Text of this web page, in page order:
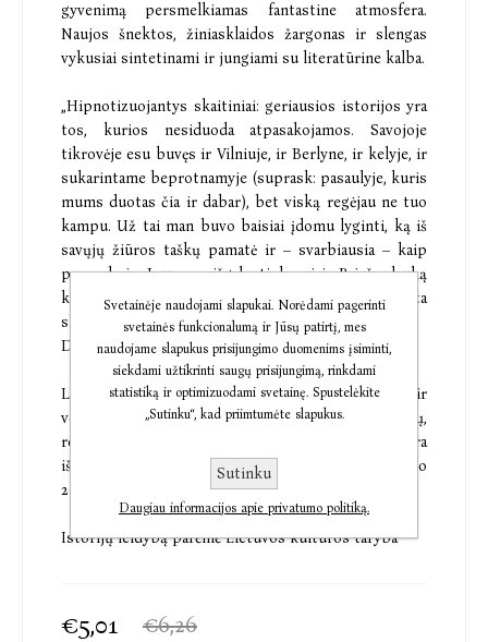
gyvenimą persmelkiamas fantastine atmosfera.
Naujos šnektos, žiniasklaidos žargonas ir slengas
vykusiai sintetinami ir jungiami su literatūrine kalba.
„Hipnotizuojantys skaitiniai: geriausios istorijos yra
tos, kurios nesiduoda atpasakojamos. Savojoje
tikrovėje esu buvęs ir Vilniuje, ir Berlyne, ir kelyje, ir
sukarintame beprotnamyje (suprask: pasaulyje, kuris
mums duotas čia ir dabar), bet viską regėjau ne tuo
kampu. Už tai man buvo baisiai įdomu lyginti, ką iš
savųjų žiūros taškų pamatė ir – svarbiausia – kaip
papasakojo Lauryno išgalvoti herojai. Prieš plauką
kalbos kultūros zuikio iškamšą glostanti tatuiruota
slengo ranka“,
Donatas Petrošius.
Laurynas Katkus – žinomas rašytojas, eseistas ir
vertėjas. Jis išleido keletą poezijos ir esė rinkinių,
romaną „Judantys šešėliai“. Istorija „Vienas nulis“ yra
iš apysakų rinkinio „Nakvynė Berlyne“, pasirodžiusio
2022 metais.
Istorijų leidybą parėmė Lietuvos kultūros taryba
€5,01 €6,26
Svetainėje naudojami slapukai. Norėdami pagerinti
svetainės funkcionalumą ir Jūsų patirtį, mes
naudojame slapukus prisijungimo duomenims įsiminti,
siekdami užtikrinti saugų prisijungimą, rinkdami
statistiką ir optimizuodami svetainę. Spustelėkite
„Sutinku“, kad priimtumėte slapukus.
Sutinku
Daugiau informacijos apie privatumo politiką.